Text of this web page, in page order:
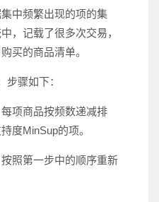
中频繁出现的项的集
，记载了很多次交易，
买的商品清单。
步骤如下：
项商品按频数递减排
度MinSup的项。
照第一步中的顺序重新